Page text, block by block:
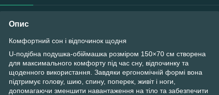
Опис
Комфортний сон і відпочинок щодня
U-подібна подушка-обіймашка розміром 150×70 см створена
для максимального комфорту під час сну, відпочинку та
щоденного використання. Завдяки ергономічній формі вона
підтримує голову, шию, спину, поперек, живіт і ноги,
допомагаючи зменшити навантаження на тіло та забезпечити